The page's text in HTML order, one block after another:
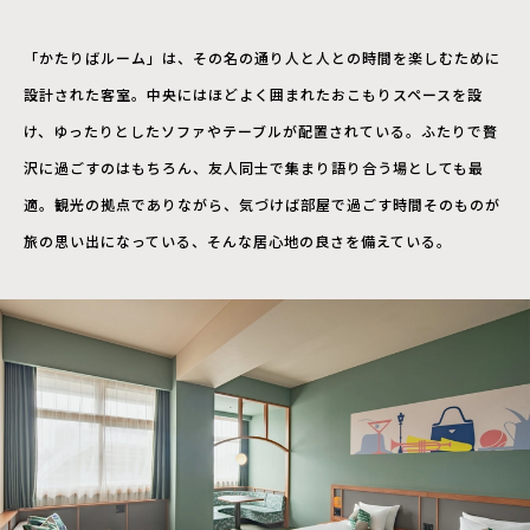
「かたりばルーム」は、その名の通り人と人との時間を楽しむために
設計された客室。中央にはほどよく囲まれたおこもりスペースを設
け、ゆったりとしたソファやテーブルが配置されている。ふたりで贅
沢に過ごすのはもちろん、友人同士で集まり語り合う場としても最
適。観光の拠点でありながら、気づけば部屋で過ごす時間そのものが
旅の思い出になっている、そんな居心地の良さを備えている。